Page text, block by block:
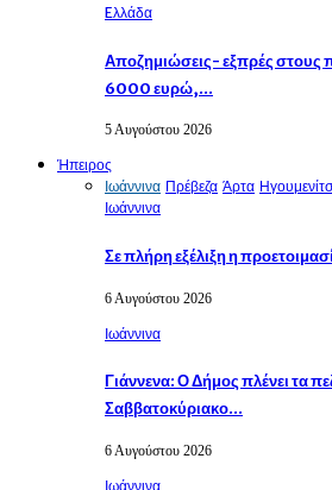
Eλλάδα
Αποζημιώσεις- εξπρές
6000 ευρώ,…
5 Αυγούστου 2026
Ήπειρος
Ιωάννινα Πρέβεζα Άρτα
Ιωάννινα
Σε πλήρη εξέλιξη η
6 Αυγούστου 2026
Ιωάννινα
Γιάννενα: Ο Δήμος πλένει τα
Σαββατοκύριακο…
6 Αυγούστου 2026
Ιωάννινα